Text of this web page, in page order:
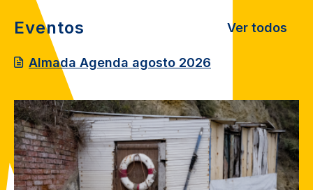
Eventos
Almada Agenda agosto 2026
Ver todos
Image